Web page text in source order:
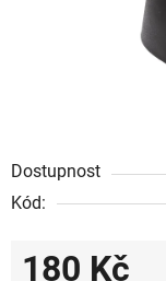
Dostupnost
Kód:
180 Kč